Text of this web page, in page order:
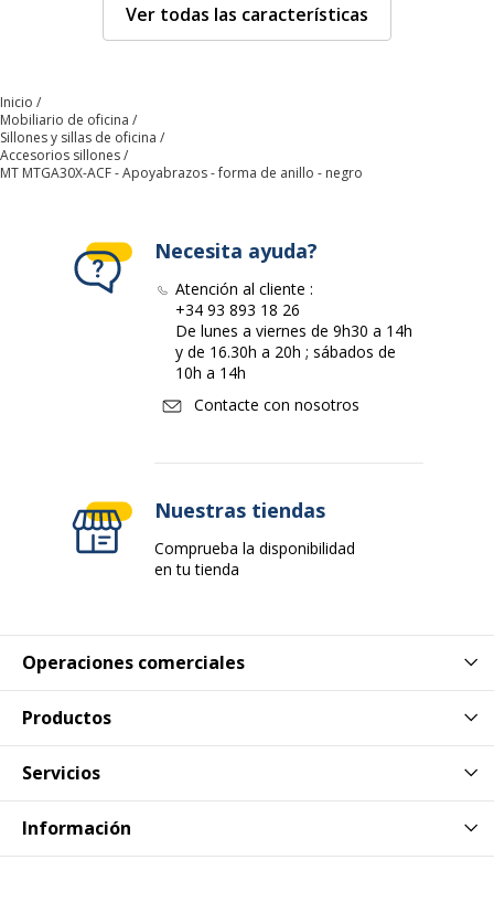
Características generales
Características generales
Categoría de color
Color de revestimiento
Tipo de producto Apoyabrazos
Datos de identificación
Datos de identificación
Referencia del fabricante MTGA30XACF-N
Dimensiones y peso
Dimensiones y peso
Ver todas las características
Inicio
Mobiliario de oficina
Sillones y sillas de oficina
Accesorios sillones
MT MTGA30X-ACF - Apoyabrazos - forma de anillo - negro
Operaciones comerciales
Productos
Servicios
Información
Necesita ayuda?
Atención al cliente :
+34 93 893 18 26
De lunes a viernes de 9h30 a 14h
y de 16.30h a 20h ; sábados de
10h a 14h
Contacte con nosotros
Nuestras tiendas
Comprueba la disponibilidad
en tu tienda